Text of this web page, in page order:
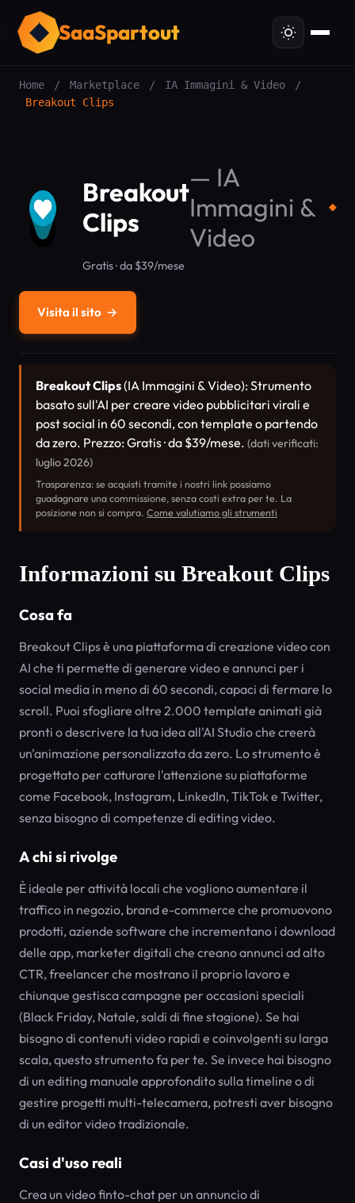
SaaSpartout
Home / Marketplace / IA Immagini & Video
/
Breakout Clips
Breakout
Clips
— IA
Immagini &
Video
◆
Gratis · da $39/mese
Visita il sito →
Breakout Clips(IA Immagini & Video): Strumento
basato sull'AI per creare video pubblicitari virali e
post social in 60 secondi, con template o partendo
da zero. Prezzo: Gratis · da $39/mese. (dati verificati:
luglio 2026)
Trasparenza: se acquisti tramite i nostri link possiamo
guadagnare una commissione, senza costi extra per te. La
posizione non si compra. Come valutiamo gli strumenti
Informazioni su Breakout Clips
Cosa fa
Breakout Clips è una piattaforma di creazione video con
AI che ti permette di generare video e annunci per i
social media in meno di 60 secondi, capaci di fermare lo
scroll. Puoi sfogliare oltre 2.000 template animati già
pronti o descrivere la tua idea all'AI Studio che creerà
un'animazione personalizzata da zero. Lo strumento è
progettato per catturare l'attenzione su piattaforme
come Facebook, Instagram, LinkedIn, TikTok e Twitter,
senza bisogno di competenze di editing video.
A chi si rivolge
È ideale per attività locali che vogliono aumentare il
traffico in negozio, brand e-commerce che promuovono
prodotti, aziende software che incrementano i download
delle app, marketer digitali che creano annunci ad alto
CTR, freelancer che mostrano il proprio lavoro e
chiunque gestisca campagne per occasioni speciali
(Black Friday, Natale, saldi di fine stagione). Se hai
bisogno di contenuti video rapidi e coinvolgenti su larga
scala, questo strumento fa per te. Se invece hai bisogno
di un editing manuale approfondito sulla timeline o di
gestire progetti multi-telecamera, potresti aver bisogno
di un editor video tradizionale.
Casi d'uso reali
Crea un video finto-chat per un annuncio di